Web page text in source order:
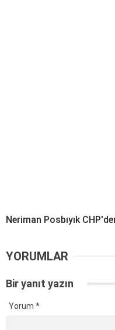
Neriman Posbıyık
YORUMLAR
Bir yanıt yazın
Yorum *